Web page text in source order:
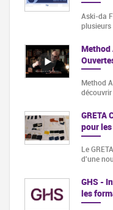
Aski-da
plusieurs
Method
Method
GRETA
pour
Le
d'une
GHS -
les